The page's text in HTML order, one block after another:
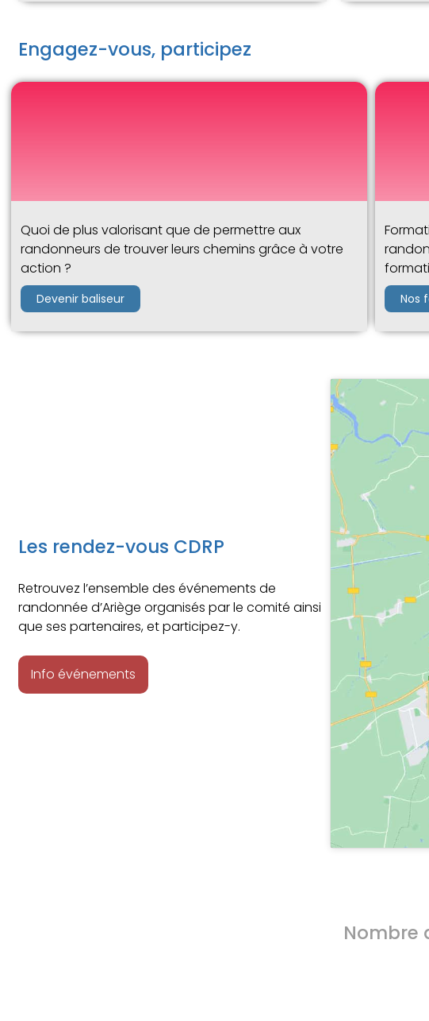
Engagez-vous, participez
Quoi de plus valorisant que de permettre aux
randonneurs de trouver leurs chemins grâce à votre
action ?
Devenir baliseur Nos
Les rendez-vous CDRP
Retrouvez l’ensemble des événements de
randonnée d’Ariège organisés par le comité ainsi
que ses partenaires, et participez-y.
Info événements
Nombre